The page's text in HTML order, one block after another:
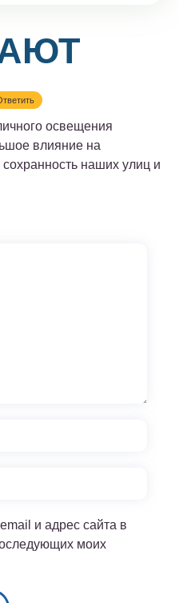
освещения
влияние на
сохранность наших улиц и
и адрес сайта в
моих